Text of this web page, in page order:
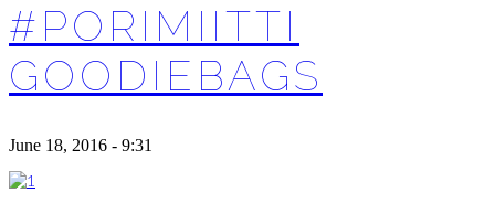
#PORIMIITTI
GOODIEBAGS
June 18, 2016 - 9:31